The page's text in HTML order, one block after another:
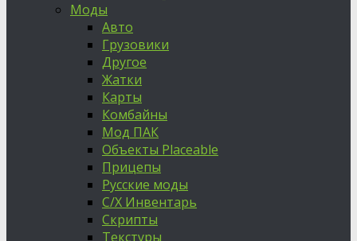
Моды
Авто
Грузовики
Другое
Жатки
Карты
Комбайны
Мод ПАК
Объекты Placeable
Прицепы
Русские моды
С/Х Инвентарь
Скрипты
Текстуры